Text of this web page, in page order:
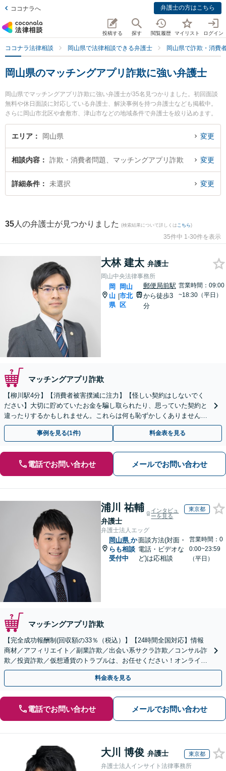
ココナラへ 弁護士の方はこちら
投稿する 探す 閲覧履歴 マイリスト ログイン
ココナラ法律相談 岡山県で法律相談できる弁護士 岡山県で詐欺・消費
岡山県のマッチングアプリ詐欺に強い弁護士
岡山県でマッチングアプリ詐欺に強い弁護士が35名見つかりました。初回面談
無料や休日面談に対応している弁護士、解決事例を持つ弁護士なども掲載中。
さらに岡山市北区や倉敷市、津山市などの地域条件で弁護士を絞り込めます。
詐欺・消費者問題に関係する投資詐欺や副業詐欺、FX詐欺等の細かな分野での
絞り込み検索もでき便利です。特に岡山中央法律事務所の大林 建太弁護士や弁
す。『岡山県で土日や夜間に発生したマッチングアプリ詐欺のトラブルを今す
ぐに弁護士に相談したい』『マッチングアプリ詐欺のトラブル解決の実績豊富
な近くの弁護士を検索したい』『初回相談無料でマッチングアプリ詐欺を法律
エリア 岡山県 変更
相談内容 詐欺・消費者問題、マッチングアプリ詐欺 変更
詳細条件 未選択 変更
35 人の弁護士が見つかりました (検索結果について詳しくは こちら)
35件中 1-30件を表示
大林 建太 弁護士
岡山中央法律事務所
岡
山
県
|
岡山
市北
区
郵便局前駅
から徒歩3
分
営業時間：09:00
~18:30（平日）
マッチングアプリ詐欺
【柳川駅4分】【消費者被害撲滅に注力】【怪しい契約はしないでく
ださい】大切に貯めていたお金を騙し取られたり、思っていた契約と
違ったりするかもしれません。これらは何も恥ずかしくありません。
あなたの大切なお金を取り戻すためにご相談ください。
事例を見る(1件) 料金表を見る
電話でお問い合わせ メールでお問い合わせ
浦川 祐輔
弁護士
インタビュ
ーを見る
東京都
弁護士法人エッグ
岡山県 か
らも相談
受付中
面談方法(対面・
電話・ビデオな
ど)は応相談
営業時間：0
0:00~23:59
（平日）
マッチングアプリ詐欺
【完全成功報酬制(回収額の33％（税込）】【24時間全国対応】情報
商材／アフィリエイト／副業詐欺／出会い系サクラ詐欺／コンサル詐
欺／投資詐欺／仮想通貨のトラブルは、お任せください！オンライン
のみで解決も可能！
料金表を見る
電話でお問い合わせ メールでお問い合わせ
大川 博俊 弁護士 東京都
弁護士法人インサイト法律事務所